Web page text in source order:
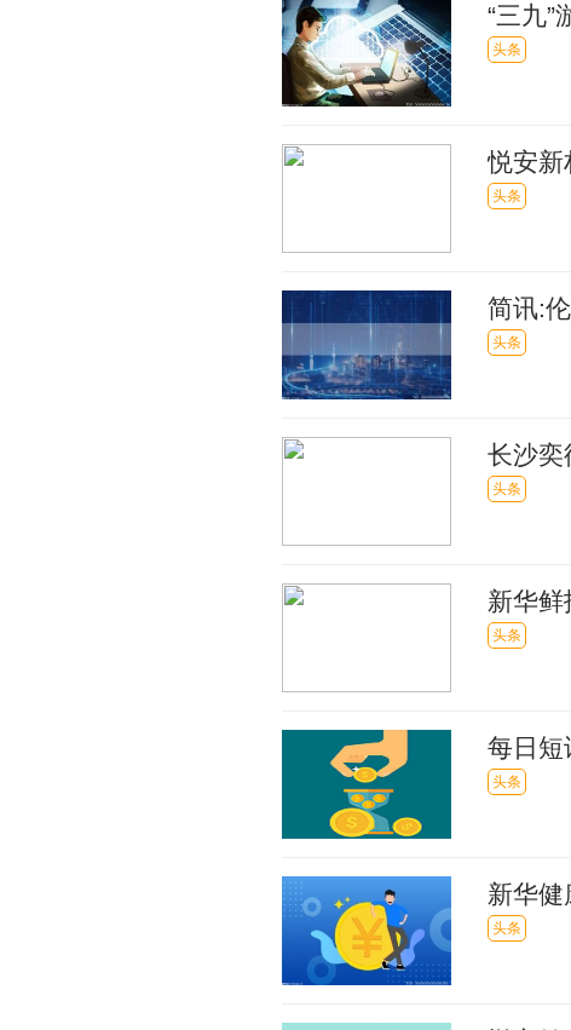
“三九”
头条
悦安新
议
头条
简讯:
头条
长沙奕
币_快
头条
新华鲜
讯
头条
每日短
港元回
头条
新华健
头条